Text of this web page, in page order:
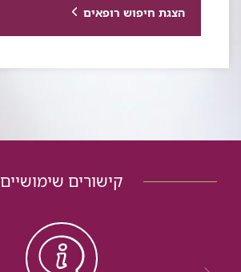
הצגת חיפוש רופאים
קישורים שימושיים